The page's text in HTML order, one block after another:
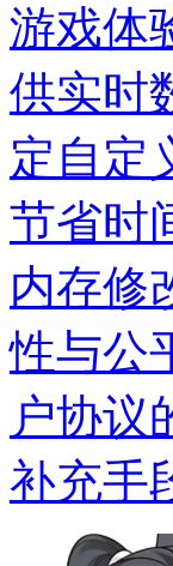
游戏体
供实时
定自定
节省时
内存修
性与公
户协议
补充手